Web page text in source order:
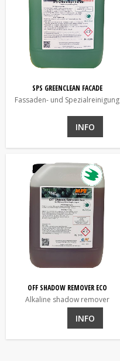
SPS GREENCLEAN FACADE
Fassaden- und Spezialreinigung
INFO
OFF SHADOW REMOVER ECO
Alkaline shadow remover
INFO